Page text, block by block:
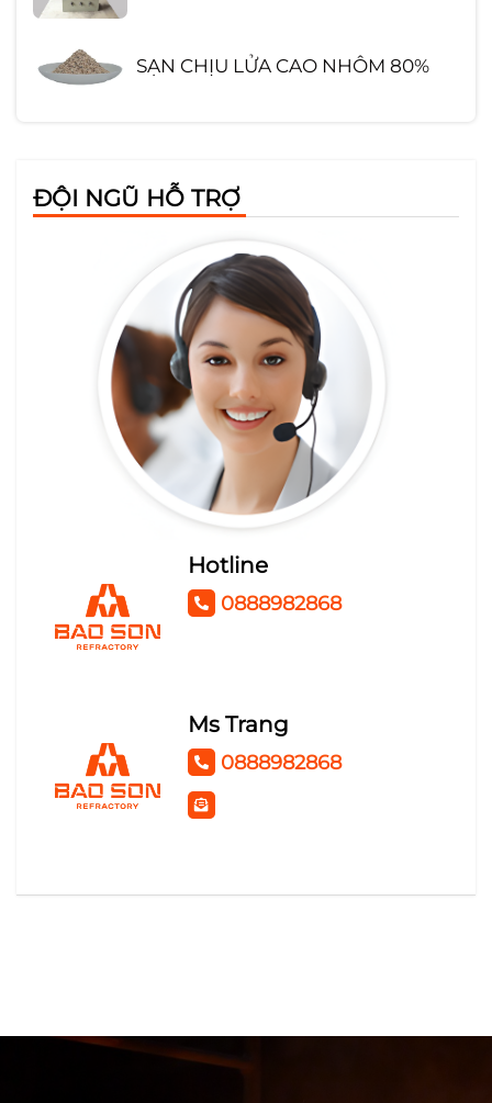
SẠN CHỊU LỬA CAO NHÔM 80%
TẤM CỨNG CERAMIC
BÔNG KHOÁNG CÁCH NHIỆT
ROCK WOOL
BÔNG THỦY TINH CÓ BẠC
KEO THỦY TINH SILICAT
ĐỘI NGŨ HỖ TRỢ
Hotline
0888982868
Ms Trang
0888982868